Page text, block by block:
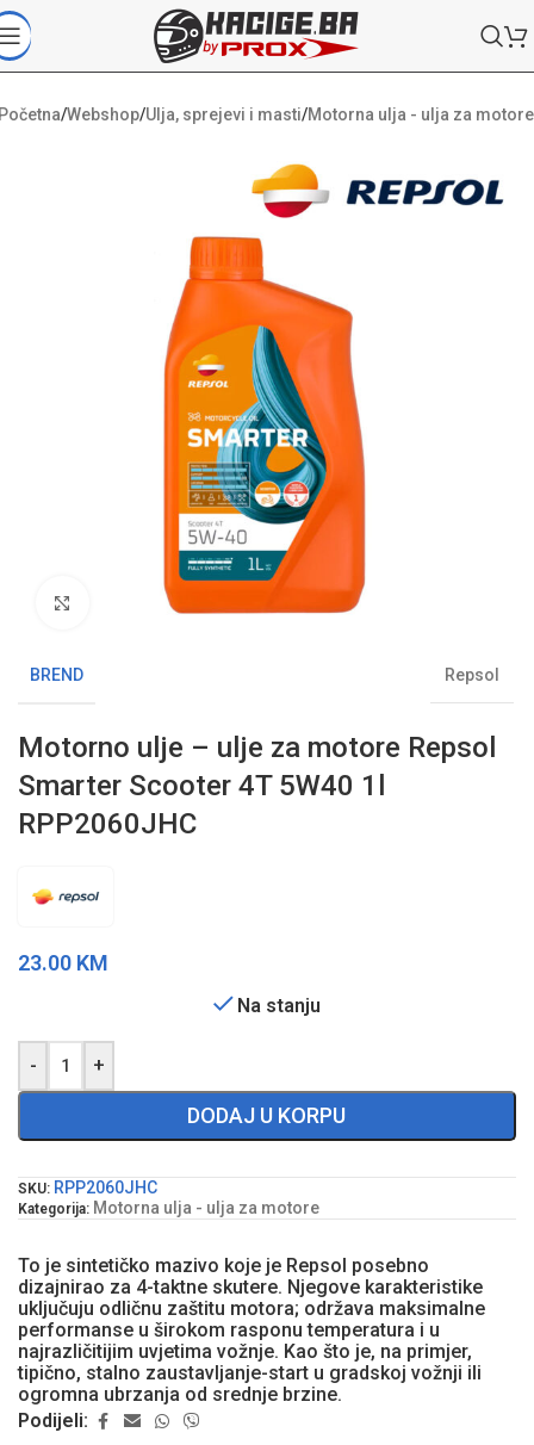
/Webshop/Ulja, sprejevi i masti/Motorna ulja - ulja za motore
Klikni da uvećaš sliku
BREND Repsol
Motorno ulje – ulje za motore Repsol
Smarter Scooter 4T 5W40 1l
RPP2060JHC
23.00 KM
Na stanju
- +
DODAJ U KORPU
SKU: RPP2060JHC
Kategorija: Motorna ulja - ulja za motore
To je sintetičko mazivo koje je Repsol posebno
dizajnirao za 4-taktne skutere. Njegove karakteristike
uključuju odličnu zaštitu motora; održava maksimalne
performanse u širokom rasponu temperatura i u
najrazličitijim uvjetima vožnje. Kao što je, na primjer,
tipično, stalno zaustavljanje-start u gradskoj vožnji ili
ogromna ubrzanja od srednje brzine.
Podijeli: